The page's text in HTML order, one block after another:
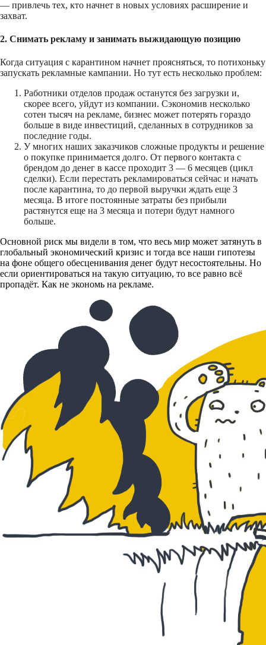
— привлечь тех, кто начнет в новых условиях расширение и
захват.
2. Снимать рекламу и занимать выжидающую позицию
Когда ситуация с карантином начнет проясняться, то потихоньку
запускать рекламные кампании. Но тут есть несколько проблем:
Работники отделов продаж останутся без загрузки и,
скорее всего, уйдут из компании. Сэкономив несколько
сотен тысяч на рекламе, бизнес может потерять гораздо
больше в виде инвестиций, сделанных в сотрудников за
последние годы.
У многих наших заказчиков сложные продукты и решение
о покупке принимается долго. От первого контакта с
брендом до денег в кассе проходит 3 — 6 месяцев (цикл
сделки). Если перестать рекламироваться сейчас и начать
после карантина, то до первой выручки ждать еще 3
месяца. В итоге постоянные затраты без прибыли
растянутся еще на 3 месяца и потери будут намного
больше.
Основной риск мы видели в том, что весь мир может затянуть в
глобальный экономический кризис и тогда все наши гипотезы
на фоне общего обесценивания денег будут несостоятельны. Но
если ориентироваться на такую ситуацию, то все равно всё
пропадёт. Как не экономь на рекламе.